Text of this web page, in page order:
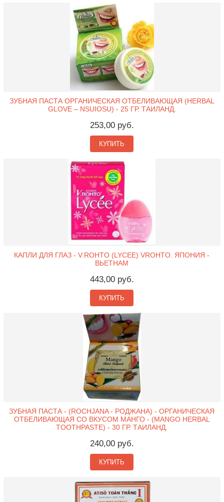
ЗУБНАЯ ПАСТА ОРГАНИЧЕСКАЯ ОТБЕЛИВАЮЩАЯ (HERBAL
GLOVE – NSUIOSU) - 25 ГР. ТАИЛАНД.
253,00 руб.
КУПИТЬ
КАПЛИ ДЛЯ ГЛАЗ - V.ROHTO (LYCEE) VROHTO. ЯПОНИЯ -
ВЬЕТНАМ
443,00 руб.
КУПИТЬ
ЗУБНАЯ ПАСТА - (ROCHJANA - РОДЖАНА) - ОРГАНИЧЕСКАЯ
ОТБЕЛИВАЮЩАЯ СО ВКУСОМ МАНГО - (MANGO HERBAL
TOOTHPASTE) - 30 ГР. ТАИЛАНД.
240,00 руб.
КУПИТЬ